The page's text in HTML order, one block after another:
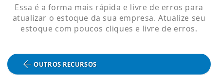
Essa é a forma mais rápida e livre de erros para
atualizar o estoque da sua empresa. Atualize seu
estoque com poucos cliques e livre de erros.
OUTROS RECURSOS